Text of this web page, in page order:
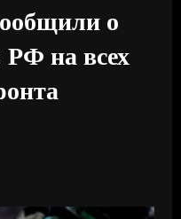
о
на всех